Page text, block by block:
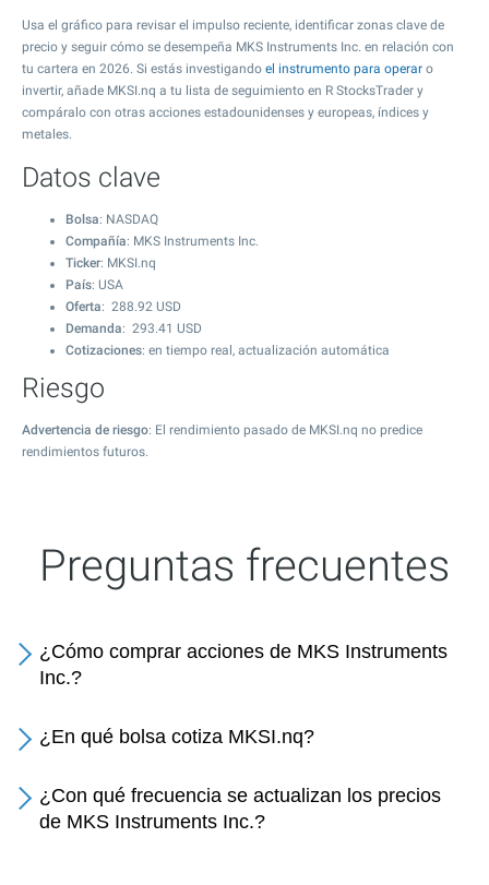
Usa el gráfico para revisar el impulso reciente, identificar zonas clave de
precio y seguir cómo se desempeña MKS Instruments Inc. en relación con
tu cartera en 2026. Si estás investigando el instrumento para operar o
invertir, añade MKSI.nq a tu lista de seguimiento en R StocksTrader y
compáralo con otras acciones estadounidenses y europeas, índices y
metales.
Datos clave
Bolsa: NASDAQ
Compañía: MKS Instruments Inc.
Ticker: MKSI.nq
País: USA
Oferta: 288.92 USD
Demanda: 293.41 USD
Cotizaciones: en tiempo real, actualización automática
Riesgo
Advertencia de riesgo: El rendimiento pasado de MKSI.nq no predice
rendimientos futuros.
Preguntas frecuentes
¿Cómo comprar acciones de MKS Instruments
Inc.?
¿En qué bolsa cotiza MKSI.nq?
¿Con qué frecuencia se actualizan los precios
de MKS Instruments Inc.?